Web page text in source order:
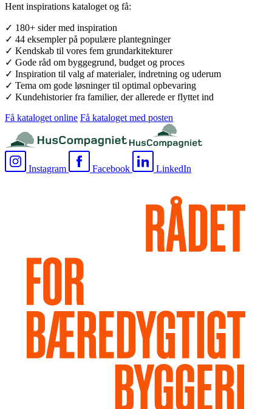
Hent inspirations kataloget og få:
✓ 180+ sider med inspiration
✓ 44 eksempler på populære plantegninger
✓ Kendskab til vores fem grundarkitekturer
✓ Gode råd om byggegrund, budget og proces
✓ Inspiration til valg af materialer, indretning og uderum
✓ Tema om gode løsninger til optimal opbevaring
✓ Kundehistorier fra familier, der allerede er flyttet ind
Få kataloget online Få kataloget med posten
Instagram Facebook LinkedIn